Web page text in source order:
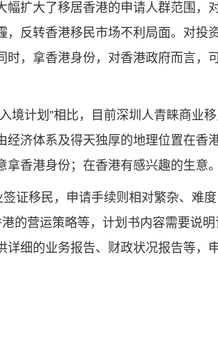
幅扩大了移居香港的申请人群范围，
反转香港移民市场不利局面。对投
，拿香港身份，对香港政府而言，可
境计划”相比，目前深圳人青睐商业
经济体系及得天独厚的地理位置在香
香港身份；在香港有感兴趣的生意。
证移民，申请手续则相对繁杂、难度
的营运策略等，计划书内容需要说明
细的业务报告、财政状况报告等，